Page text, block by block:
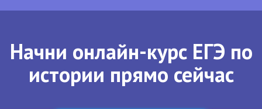
Начни онлайн-курс ЕГЭ по
истории прямо сейчас